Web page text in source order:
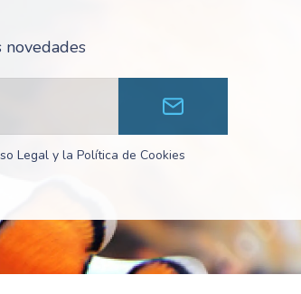
Legal y la Política de Cookies